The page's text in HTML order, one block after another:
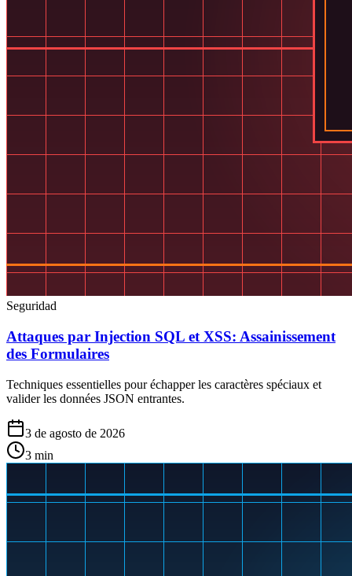
Seguridad
Attaques par Injection SQL et XSS: Assainissement
des Formulaires
Techniques essentielles pour échapper les caractères spéciaux et
valider les données JSON entrantes.
3 de agosto de 2026
3 min